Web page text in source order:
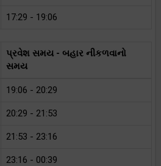
17:29 - 19:06
પ્રવેશ સમય - બહાર નીકળવાનો
સમય
19:06 - 20:29
20:29 - 21:53
21:53 - 23:16
23:16 - 00:39